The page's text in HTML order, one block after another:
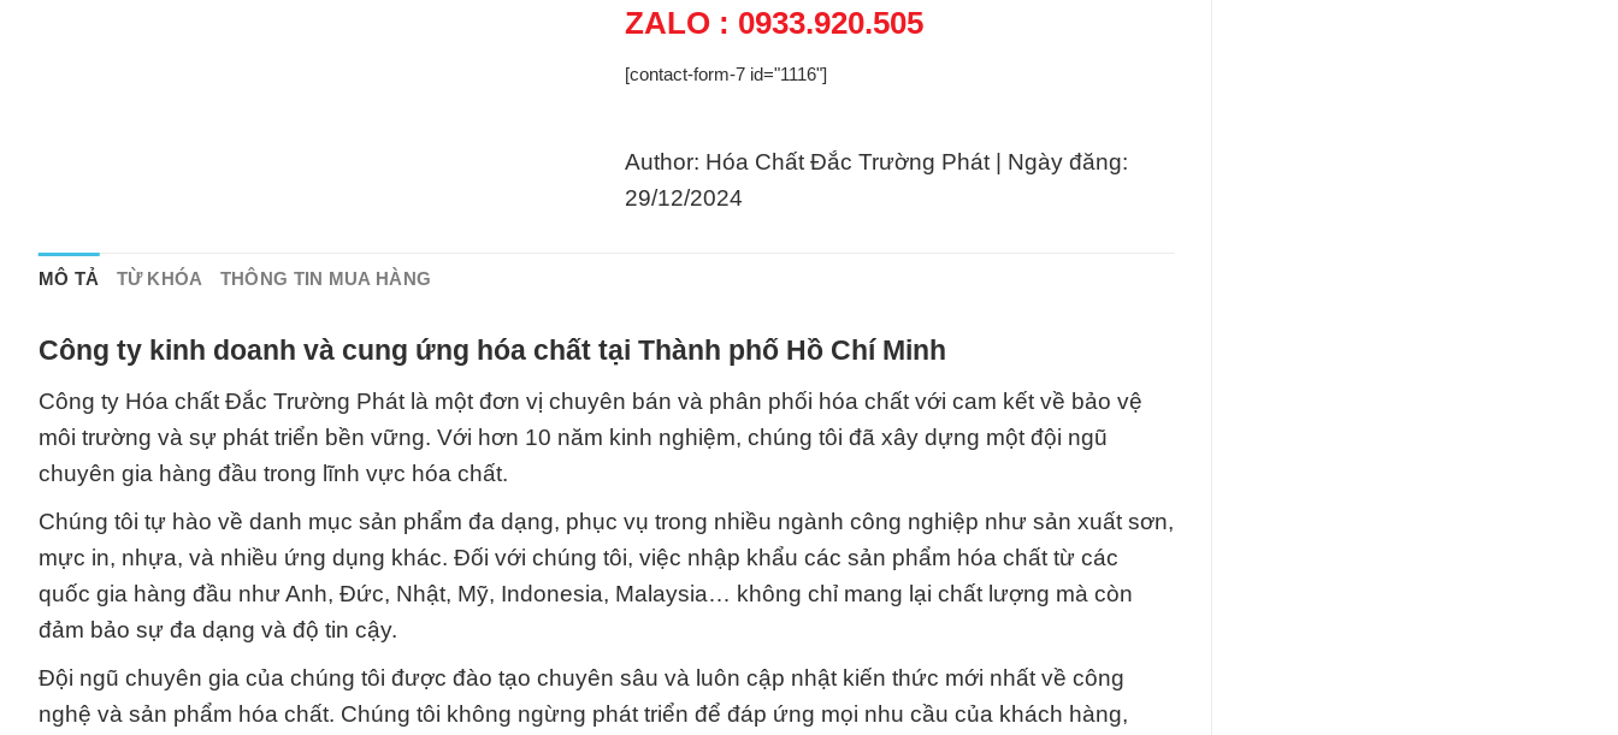
ZALO : 0933.920.505
[contact-form-7 id="1116"]
Author: Hóa Chất Đắc Trường Phát | Ngày đăng:
29/12/2024
MÔ TẢ TỪ KHÓA THÔNG TIN MUA HÀNG
Công ty kinh doanh và cung ứng hóa chất tại Thành phố Hồ Chí Minh
Công ty Hóa chất Đắc Trường Phát là một đơn vị chuyên bán và phân phối hóa chất với cam kết về bảo vệ
môi trường và sự phát triển bền vững. Với hơn 10 năm kinh nghiệm, chúng tôi đã xây dựng một đội ngũ
chuyên gia hàng đầu trong lĩnh vực hóa chất.
Chúng tôi tự hào về danh mục sản phẩm đa dạng, phục vụ trong nhiều ngành công nghiệp như sản xuất sơn,
mực in, nhựa, và nhiều ứng dụng khác. Đối với chúng tôi, việc nhập khẩu các sản phẩm hóa chất từ các
quốc gia hàng đầu như Anh, Đức, Nhật, Mỹ, Indonesia, Malaysia… không chỉ mang lại chất lượng mà còn
đảm bảo sự đa dạng và độ tin cậy.
Đội ngũ chuyên gia của chúng tôi được đào tạo chuyên sâu và luôn cập nhật kiến thức mới nhất về công
nghệ và sản phẩm hóa chất. Chúng tôi không ngừng phát triển để đáp ứng mọi nhu cầu của khách hàng,